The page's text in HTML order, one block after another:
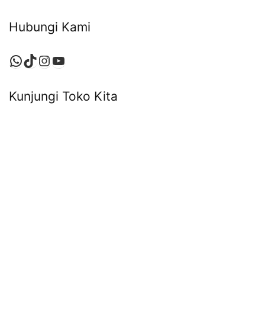
Hubungi Kami
WhatsApp
TikTok
Instagram
YouTube
Kunjungi Toko Kita